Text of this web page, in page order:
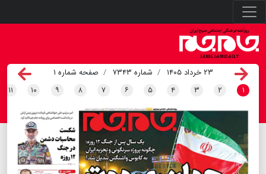
۲۳ خرداد ۱۴۰۵ شماره ۷۳۴۳
صفحه شماره ۱
۱
۲ ۳ ۴ ۵ ۶ ۷ ۸ ۹ ۱۰ ۱۱